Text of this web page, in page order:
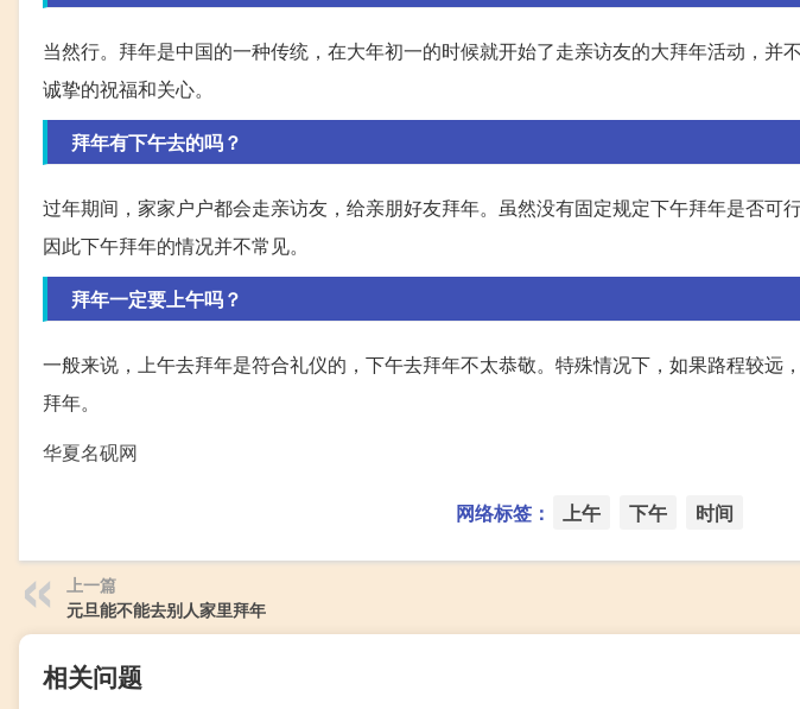
当然行。拜年是中国的一种传统，在大年初一的时候就开始了走亲访友的大拜年活动，并
诚挚的祝福和关心。
拜年有下午去的吗？
过年期间，家家户户都会走亲访友，给亲朋好友拜年。虽然没有固定规定下午拜年是否可
因此下午拜年的情况并不常见。
拜年一定要上午吗？
一般来说，上午去拜年是符合礼仪的，下午去拜年不太恭敬。特殊情况下，如果路程较远
拜年。
华夏名砚网
网络标签： 上午 下午 时间
上一篇
元旦能不能去别人家里拜年
相关问题